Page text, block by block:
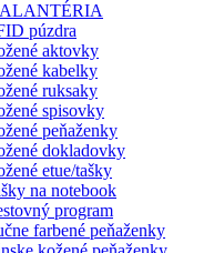
púzdra
aktovky
kabelky
ruksaky
spisovky
peňaženky
dokladovky
etue/tašky
na notebook
program
farbené peňaženky